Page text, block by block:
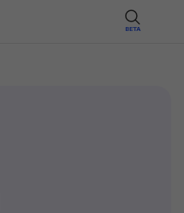
BETA